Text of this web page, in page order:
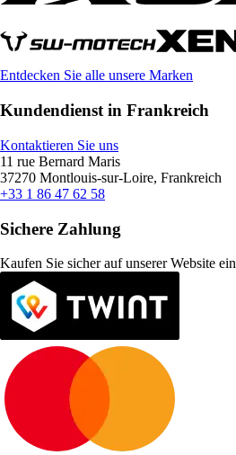
Entdecken Sie alle unsere Marken
Kundendienst in Frankreich
Kontaktieren Sie uns
11 rue Bernard Maris
37270 Montlouis-sur-Loire, Frankreich
+33 1 86 47 62 58
Sichere Zahlung
Kaufen Sie sicher auf unserer Website ein